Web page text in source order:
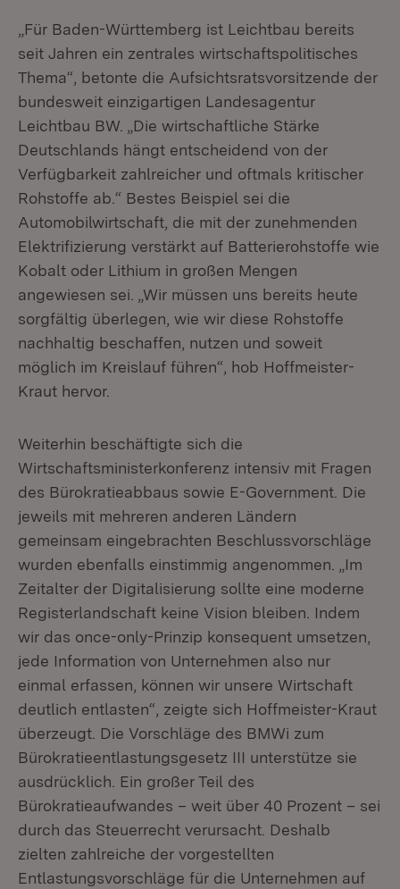
„Für Baden-Württemberg ist Leichtbau bereits
seit Jahren ein zentrales wirtschaftspolitisches
Thema“, betonte die Aufsichtsratsvorsitzende der
bundesweit einzigartigen Landesagentur
Leichtbau BW. „Die wirtschaftliche Stärke
Deutschlands hängt entscheidend von der
Verfügbarkeit zahlreicher und oftmals kritischer
Rohstoffe ab.“ Bestes Beispiel sei die
Automobilwirtschaft, die mit der zunehmenden
Elektrifizierung verstärkt auf Batterierohstoffe wie
Kobalt oder Lithium in großen Mengen
angewiesen sei. „Wir müssen uns bereits heute
sorgfältig überlegen, wie wir diese Rohstoffe
nachhaltig beschaffen, nutzen und soweit
möglich im Kreislauf führen“, hob Hoffmeister-
Kraut hervor.
Weiterhin beschäftigte sich die
Wirtschaftsministerkonferenz intensiv mit Fragen
des Bürokratieabbaus sowie E-Government. Die
jeweils mit mehreren anderen Ländern
gemeinsam eingebrachten Beschlussvorschläge
wurden ebenfalls einstimmig angenommen. „Im
Zeitalter der Digitalisierung sollte eine moderne
Registerlandschaft keine Vision bleiben. Indem
wir das once-only-Prinzip konsequent umsetzen,
jede Information von Unternehmen also nur
einmal erfassen, können wir unsere Wirtschaft
deutlich entlasten“, zeigte sich Hoffmeister-Kraut
überzeugt. Die Vorschläge des BMWi zum
Bürokratieentlastungsgesetz III unterstütze sie
ausdrücklich. Ein großer Teil des
Bürokratieaufwandes – weit über 40 Prozent – sei
durch das Steuerrecht verursacht. Deshalb
zielten zahlreiche der vorgestellten
Entlastungsvorschläge für die Unternehmen auf